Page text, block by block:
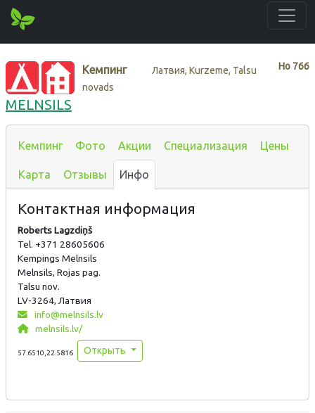
Нo 766
Кемпинг
Латвия, Kurzeme, Talsu
novads
MELNSILS
Кемпинг Фото Акции Специализация Цены
Карта Отзывы Инфо
Контактная информация
Roberts Lagzdiņš
Tel. +371 28605606
Kempings Melnsils
Melnsils, Rojas pag.
Talsu nov.
LV-3264, Латвия
info@melnsils.lv
melnsils.lv/
57.6510,22.5816 Открыть